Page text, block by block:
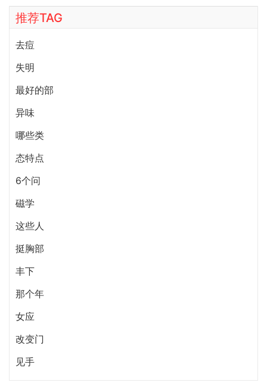
推荐TAG
去痘
失明
最好的部
异味
哪些类
态特点
6个问
磁学
这些人
挺胸部
丰下
那个年
女应
改变门
见手